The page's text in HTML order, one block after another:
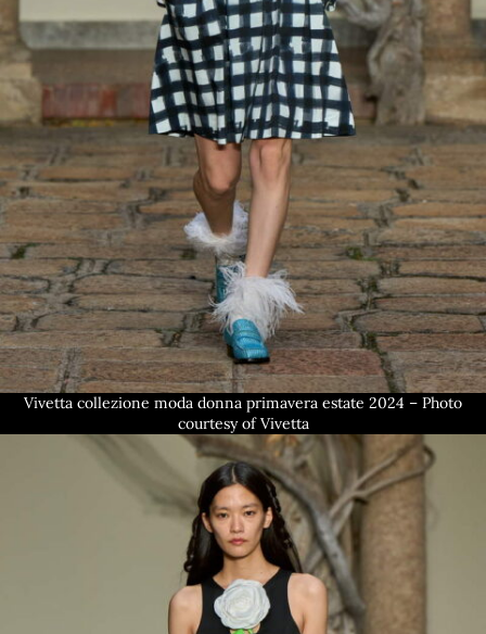
Vivetta collezione moda donna primavera estate 2024 – Photo
courtesy of Vivetta